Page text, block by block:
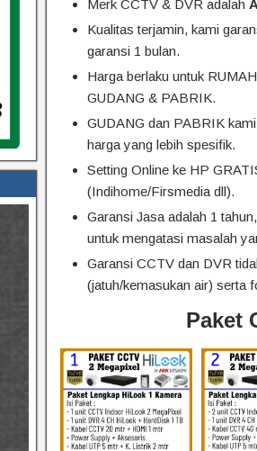
Merk CCTV & DVR adalah
Kualitas terjamin, kami
garansi 1 bulan.
Harga berlaku untuk
GUDANG & PABRIK.
GUDANG dan PABRIK
harga yang lebih spesifik.
Setting Online ke HP
(Indihome/Firsmedia dll).
Garansi Jasa adalah 1
untuk mengatasi masalah
Garansi CCTV dan DVR
(jatuh/kemasukan air) serta
Paket